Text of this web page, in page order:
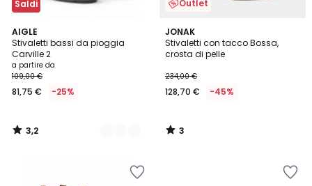
Saldi
AIGLE
Stivaletti bassi da pioggia
Carville 2
a partire da
109,00 €
81,75 € -25%
3,2
/ 5
2
Colori
3,2
/
Outlet
JONAK
Stivaletti con tacco Bossa,
crosta di pelle
234,00 €
128,70 € -45%
3
/
5
3
/